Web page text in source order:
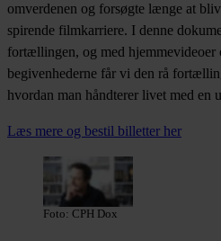
omverdenen og forsøgte længe at
spirende filmkarriere. I denne
fortællingen, og med hjemmevideoer
begivenhederne får vi den rå
hvordan man håndterer livet med en
Læs mere og bestil billetter her
Foto: CPH Dox